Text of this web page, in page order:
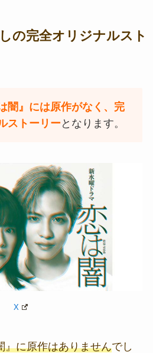
の完全オリジナルスト
闇』には原作がなく、完
ストーリーとなります。
X
』に原作はありませんでし